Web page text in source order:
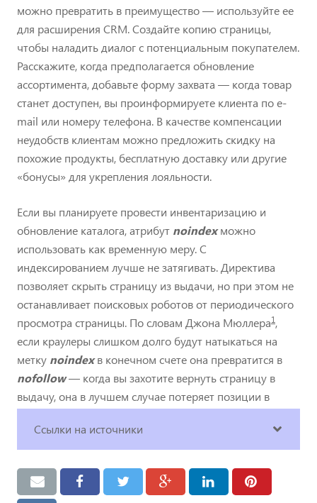
можно превратить в преимущество — используйте ее
для расширения CRM. Создайте копию страницы,
чтобы наладить диалог с потенциальным покупателем.
Расскажите, когда предполагается обновление
ассортимента, добавьте форму захвата — когда товар
станет доступен, вы проинформируете клиента по e-
mail или номеру телефона. В качестве компенсации
неудобств клиентам можно предложить скидку на
похожие продукты, бесплатную доставку или другие
«бонусы» для укрепления лояльности.
Если вы планируете провести инвентаризацию и
обновление каталога, атрибут noindexможно
использовать как временную меру. С
индексированием лучше не затягивать. Директива
позволяет скрыть страницу из выдачи, но при этом не
останавливает поисковых роботов от периодического
просмотра страницы. По словам Джона Мюллера1,
если краулеры слишком долго будут натыкаться на
метку noindexв конечном счете она превратится в
nofollow— когда вы захотите вернуть страницу в
выдачу, она в лучшем случае потеряет позиции в
Ссылки на источники